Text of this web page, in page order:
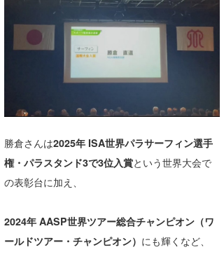
勝倉さんは2025年 ISA世界パラサーフィン選手
権・パラスタンド3で3位入賞という世界大会で
の表彰台に加え、
2024年 AASP世界ツアー総合チャンピオン（ワ
ールドツアー・チャンピオン） にも輝くなど、
Yasunari Inoue
Yoshiyuki Obata
arukasvision
熊谷素子
Colors MAGAZINE
WAVAL
福島寿実子
中浦“JET”章
嵯峨明日香
植村未来
NOBUFUKU
大野”MAR”修聖
喜納海人
波伝説スタッフ
☆加藤
+☆maki☆+
ECE
G◎Da
H
KID
波伝説